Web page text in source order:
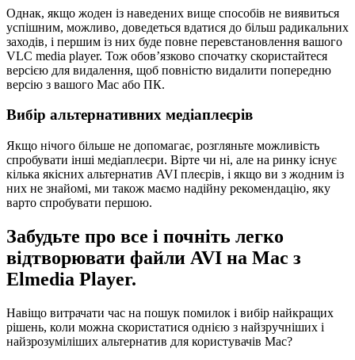
Однак, якщо жоден із наведених вище способів не виявиться
успішним, можливо, доведеться вдатися до більш радикальних
заходів, і першим із них буде повне перевстановлення вашого
VLC media player. Тож обов’язково спочатку скористайтеся
версією для видалення, щоб повністю видалити попередню
версію з вашого Mac або ПК.
Вибір альтернативних медіаплеєрів
Якщо нічого більше не допомагає, розгляньте можливість
спробувати інші медіаплеєри. Вірте чи ні, але на ринку існує
кілька якісних альтернатив AVI плеєрів, і якщо ви з жодним із
них не знайомі, ми також маємо надійну рекомендацію, яку
варто спробувати першою.
Забудьте про все і почніть легко
відтворювати файли AVI на Mac з
Elmedia Player.
Навіщо витрачати час на пошук помилок і вибір найкращих
рішень, коли можна скористатися однією з найзручніших і
найзрозуміліших альтернатив для користувачів Mac?